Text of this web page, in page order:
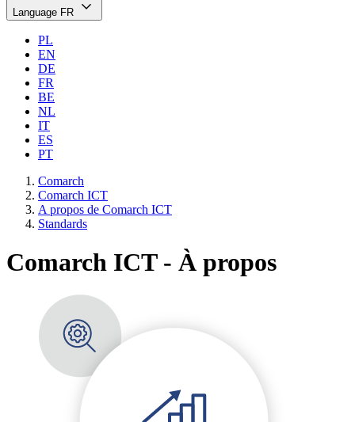
Language FR
PL
EN
DE
FR
BE
NL
IT
ES
PT
Comarch
Comarch ICT
A propos de Comarch ICT
Standards
Comarch ICT - À propos